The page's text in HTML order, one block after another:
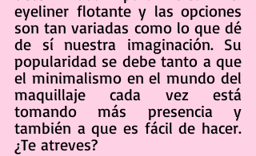
eyeliner flotante y las opciones
son tan variadas como lo que dé
de sí nuestra imaginación. Su
popularidad se debe tanto a que
el minimalismo en el mundo del
maquillaje cada vez está
tomando más presencia y
también a que es fácil de hacer.
¿Te atreves?